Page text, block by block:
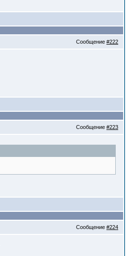
Сообщение #222
Сообщение #223
Сообщение #224